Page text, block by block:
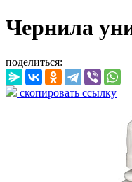
Чернила
поделиться:
скопировать ссылку